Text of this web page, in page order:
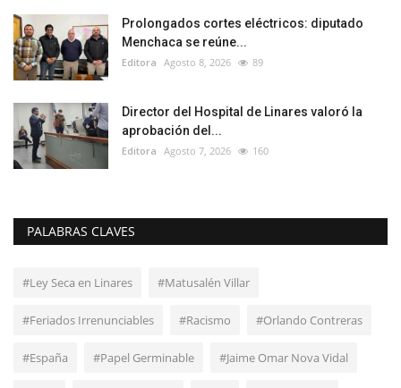
Prolongados cortes eléctricos: diputado
Menchaca se reúne...
Editora Agosto 8, 2026 89
Director del Hospital de Linares valoró la
aprobación del...
Editora Agosto 7, 2026 160
PALABRAS CLAVES
#Ley Seca en Linares #Matusalén Villar
#Feriados Irrenunciables #Racismo #Orlando Contreras
#España #Papel Germinable #Jaime Omar Nova Vidal